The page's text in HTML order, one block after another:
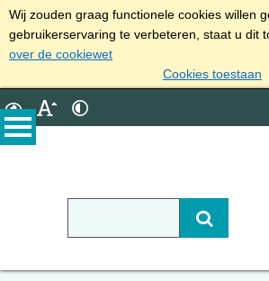
Wij zouden graag functionele cookies willen
gebruikerservaring te verbeteren, staat u dit
over de cookiewet
Cookies toestaan